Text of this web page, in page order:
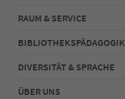
RAUM & SERVICE
BIBLIOTHEKSPÄDAGOGIK
DIVERSITÄT & SPRACHE
ÜBER UNS